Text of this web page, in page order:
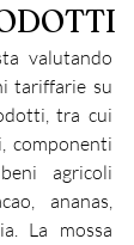
valutando
tariffarie su
tra cui
componenti
agricoli
ananas,
La mossa